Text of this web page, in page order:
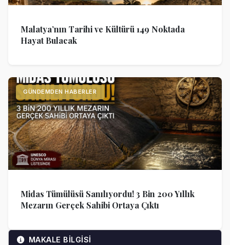
Malatya’nın Tarihi ve Kültürü 149 Noktada
Hayat Bulacak
GÜNDEMDEN HABERLER
Midas Tümülüsü Sanılıyordu! 3 Bin 200 Yıllık
Mezarın Gerçek Sahibi Ortaya Çıktı
MAKALE BİLGİSİ